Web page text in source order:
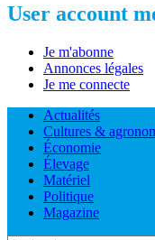
User account
Je m'abonne
Annonces légales
Je me connecte
Actualités
Cultures &
Économie
Élevage
Matériel
Politique
Magazine